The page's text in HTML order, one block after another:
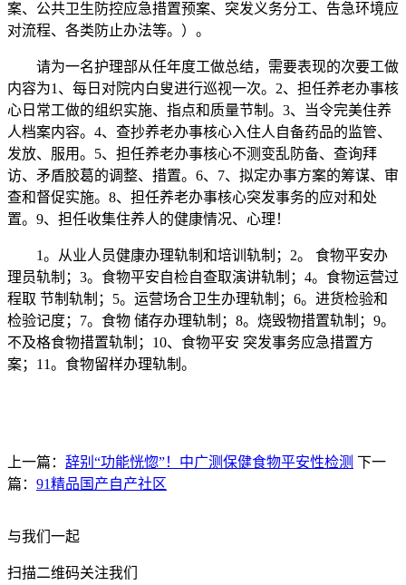
案、公共卫生防控应急措置预案、突发义务分工、告急环境应
对流程、各类防止办法等。）。
请为一名护理部从任年度工做总结，需要表现的次要工做
内容为1、每日对院内白叟进行巡视一次。2、担任养老办事核
心日常工做的组织实施、指点和质量节制。3、当令完美住养
人档案内容。4、查抄养老办事核心入住人自备药品的监管、
发放、服用。5、担任养老办事核心不测变乱防备、查询拜
访、矛盾胶葛的调整、措置。6、7、拟定办事方案的筹谋、审
查和督促实施。8、担任养老办事核心突发事务的应对和处
置。9、担任收集住养人的健康情况、心理！
1。从业人员健康办理轨制和培训轨制；2。 食物平安办
理员轨制；3。食物平安自检自查取演讲轨制；4。食物运营过
程取 节制轨制；5。运营场合卫生办理轨制；6。进货检验和
检验记度；7。食物 储存办理轨制；8。烧毁物措置轨制；9。
不及格食物措置轨制；10、食物平安 突发事务应急措置方
案；11。食物留样办理轨制。
上一篇： 辞别“功能恍惚”！中广测保健食物平安性检测 下一
篇： 91精品国产自产社区
与我们一起
扫描二维码关注我们